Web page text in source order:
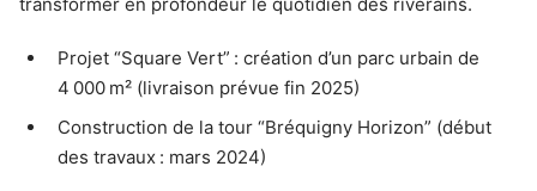
transformer en profondeur le quotidien des riverains.
Projet “Square Vert” : création d’un parc urbain de
4 000 m² (livraison prévue fin 2025)
Construction de la tour “Bréquigny Horizon” (début
des travaux : mars 2024)